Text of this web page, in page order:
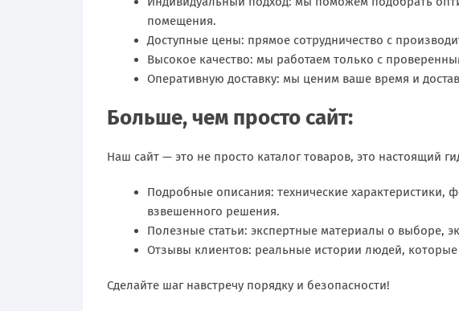
помещения.
Доступные цены: прямое сотрудничество с
Высокое качество: мы работаем только с
Оперативную доставку: мы ценим ваше время и
Больше, чем просто сайт:
Наш сайт — это не просто каталог товаров, это настоящий
Подробные описания: технические
взвешенного решения.
Полезные статьи: экспертные материалы о выборе,
Отзывы клиентов: реальные истории людей,
Сделайте шаг навстречу порядку и безопасности!